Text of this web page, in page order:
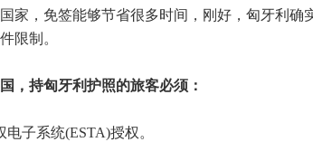
家，免签能够节省很多时间，刚好，匈牙利确
限制。
，持匈牙利护照的旅客必须：
子系统(ESTA)授权。